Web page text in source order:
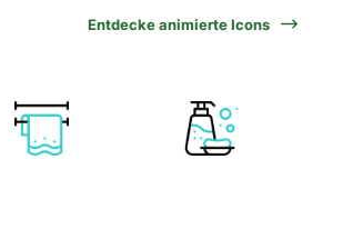
Entdecke animierte Icons